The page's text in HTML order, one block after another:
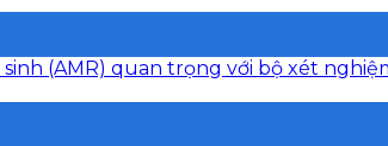
(AMR) quan trọng với bộ xét